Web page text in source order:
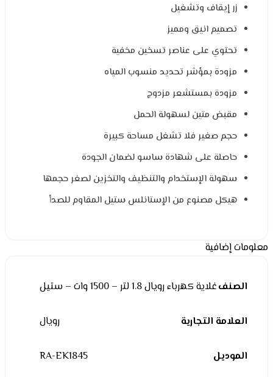
زر إيقاف وتشغيل
تصميم انيق ومميز
تحتوي على عناصر تسخين مخفية
مزودة بمؤشر تحديد منسوب المياه
مزودة بمستشعر مزدوج
مقبض متين لسهولة الحمل
حجم صغير فلا تشغل مساحة كبيرة
حاصلة على شهادة ساسو لضمان الجودة
سهولة الإستخدام والتنظيف والتخزين لصغر حجمها
هيكل مصنوع من الإستانلس ستيل المقاوم للصدأ
معلومات إضافية
الصنفغلاية كهرباء رويال 1.8 لتر – 1500 وات – ستيل
العلامة التجارية رويال
الموديل RA-EK1845